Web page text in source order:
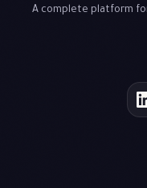
A complete platform